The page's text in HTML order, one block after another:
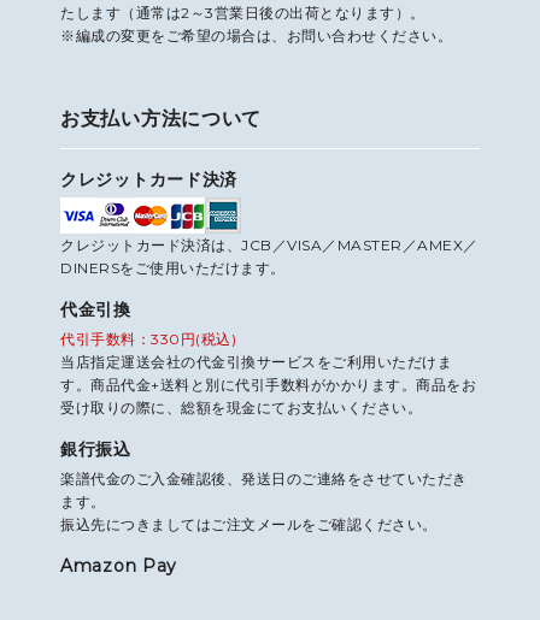
たします（通常は2～3営業日後の出荷となります）。
※編成の変更をご希望の場合は、お問い合わせください。
お支払い方法について
クレジットカード決済
クレジットカード決済は、JCB／VISA／MASTER／AMEX／
DINERSをご使用いただけます。
代金引換
代引手数料：330円(税込)
当店指定運送会社の代金引換サービスをご利用いただけま
す。商品代金+送料と別に代引手数料がかかります。商品をお
受け取りの際に、総額を現金にてお支払いください。
銀行振込
楽譜代金のご入金確認後、発送日のご連絡をさせていただき
ます。
振込先につきましてはご注文メールをご確認ください。
Amazon Pay